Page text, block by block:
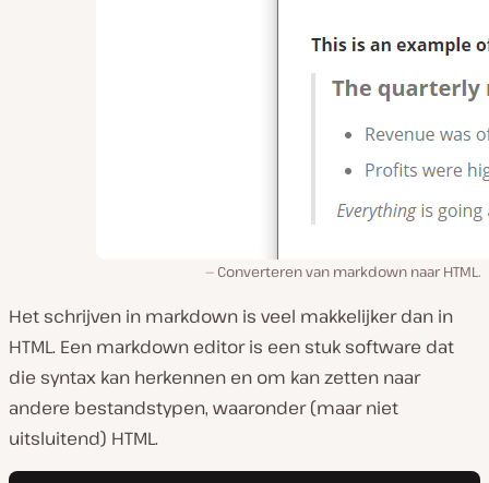
Converteren van markdown naar HTML.
Het schrijven in markdown is veel makkelijker dan in
HTML. Een markdown editor is een stuk software dat
die syntax kan herkennen en om kan zetten naar
andere bestandstypen, waaronder (maar niet
uitsluitend) HTML.